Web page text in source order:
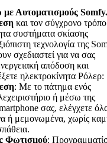
Αυτοματισμούς Somfy.
και τον σύγχρονο τρόπο
συστήματα σκίασης
τεχνολογία της
σχεδιαστεί για να σας
απόδοση και
ηλεκτροκίνητα Ρόλερ:
: Με το πάτημα ενός
ή μέσω της
σας, ελέγχετε
ή μεμονωμένα, χωρίς
Φωτισμού: